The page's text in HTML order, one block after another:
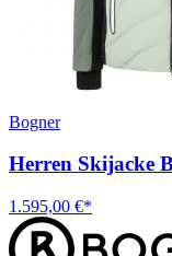
Bogner
Herren Skijacke
1.595,00 €*